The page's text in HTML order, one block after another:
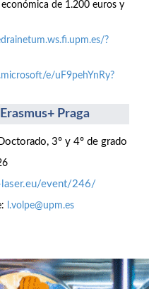
de 1.200 euros y
?
e/uF9pehYnRy?
Praga
3º y 4º de grado
event/246/
l.volpe@upm.es